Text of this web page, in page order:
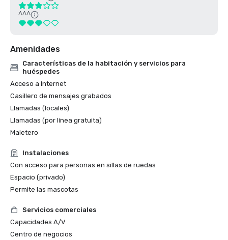
AAA
Amenidades
Características de la habitación y servicios para
huéspedes
Acceso a Internet
Casillero de mensajes grabados
Llamadas (locales)
Llamadas (por línea gratuita)
Maletero
Instalaciones
Con acceso para personas en sillas de ruedas
Espacio (privado)
Permite las mascotas
Servicios comerciales
Capacidades A/V
Centro de negocios